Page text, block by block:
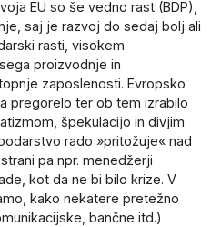
EU so še vedno rast (BDP),
saj je razvoj do sedaj bolj ali
rasti, visokem
proizvodnje in
zaposlenosti. Evropsko
pregorelo ter ob tem izrabilo
špekulacijo in divjim
rado »pritožuje« nad
pa npr. menedžerji
kot da ne bi bilo krize. V
kako nekatere pretežno
bančne itd.)